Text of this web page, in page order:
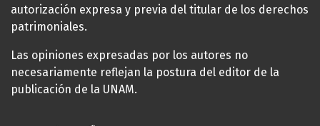
autorización expresa y previa del titular de los derechos
patrimoniales.
Las opiniones expresadas por los autores no
necesariamente reflejan la postura del editor de la
publicación de la UNAM.